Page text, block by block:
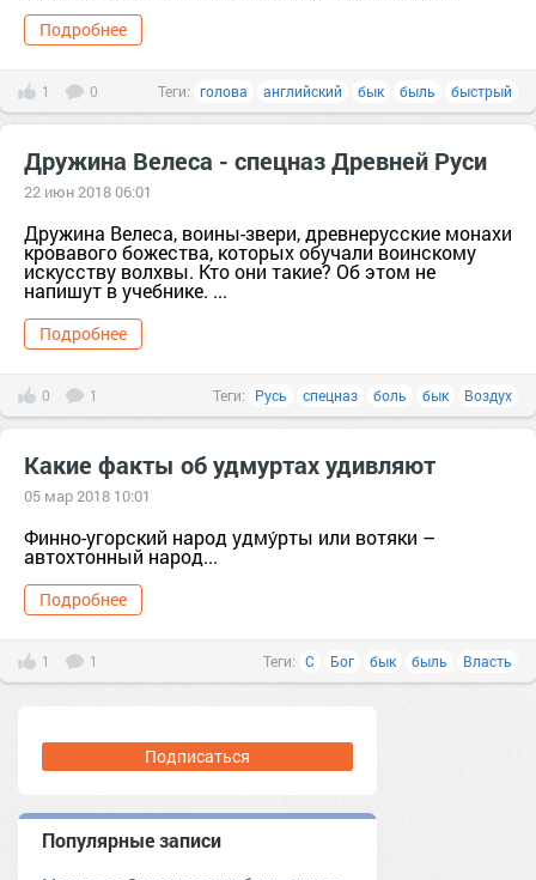
Подробнее
1 0 Теги: голова английский бык быль быстрый
Дружина Велеса - спецназ Древней Руси
22 июн 2018 06:01
Дружина Велеса, воины-звери, древнерусские монахи
кровавого божества, которых обучали воинскому
искусству волхвы. Кто они такие? Об этом не
напишут в учебнике. ...
Подробнее
0 1 Теги: Русь спецназ боль бык Воздух
Какие факты об удмуртах удивляют
05 мар 2018 10:01
Финно-угорский народ удму́рты или вотяки –
автохтонный народ...
Подробнее
1 1 Теги: C Бог бык быль Власть
Подписаться
Популярные записи